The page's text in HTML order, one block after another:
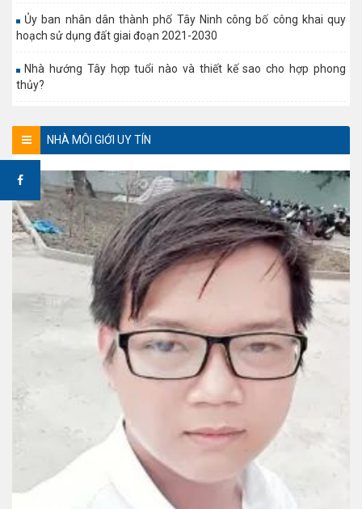
Ủy ban nhân dân thành phố Tây Ninh công bố công khai quy
hoạch sử dụng đất giai đoạn 2021-2030
Nhà hướng Tây hợp tuổi nào và thiết kế sao cho hợp phong
thủy?
NHÀ MÔI GIỚI UY TÍN